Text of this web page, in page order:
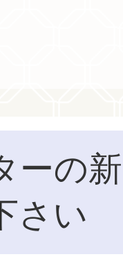
ーの
さい